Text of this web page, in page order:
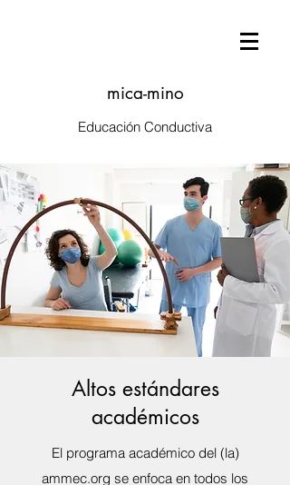
mica-mino
Educación Conductiva
Altos estándares
académicos
El programa académico del (la)
ammec.org se enfoca en todos los